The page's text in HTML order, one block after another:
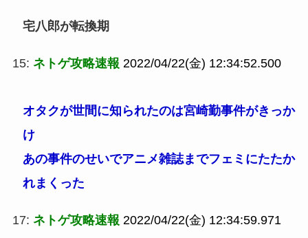
宅八郎が転換期
15: ネトゲ攻略速報 2022/04/22(金) 12:34:52.500
オタクが世間に知られたのは宮崎勤事件がきっか
け
あの事件のせいでアニメ雑誌までフェミにたたか
れまくった
17: ネトゲ攻略速報 2022/04/22(金) 12:34:59.971